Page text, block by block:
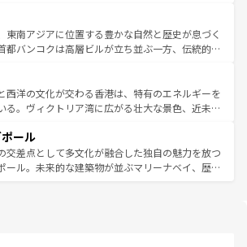
包まれながら、韓国の多彩な魅力を心ゆくまで味
わってみてほしい。 なお、新着の韓国情報はコンテンツ一
してほしい。
展と共に伝統が息づく。ハノイの古い町並みやホ
市のフランス統治時代の建物も、独特の雰囲気を
ている。また、バラエティの豊かさとおいしさで
ォーやバインミー、ベトナムコーヒーなどは、ぜ
味わいたい。どの地域を訪れてもあたたかい人々
を迎えてくれるので、きっと忘れられない旅にな
ほしい。
東南アジアに位置する豊かな自然と歴史が息づく
都バンコクは高層ビルが立ち並ぶ一方、伝統的な
交差している。北部ではチェンマイなどの山岳地
と触れ合い、南部ではプーケットやクラビの美し
でリゾート気分を楽しむことができる。タイ料理
気候は一年中温暖で、どの季節にも異なる楽しみ
いる。親しみやすいタイの人々、仏教を中心とし
そして多様な観光資源が、訪れる旅人を魅了し続
西洋の文化が交わる香港は、特有のエネルギーを
る。ヴィクトリア湾に広がる壮大な景色、近未来
を訪れても感動するはず。観光スポットが密集し
効率よく見どころを回れるのも魅力。息をのむよ
から文化的な体験まで、香港を存分に楽しみ尽く
ール
交差点として多文化が融合した独自の魅力を放つ
ール。未来的な建築物が並ぶマリーナベイ、歴史